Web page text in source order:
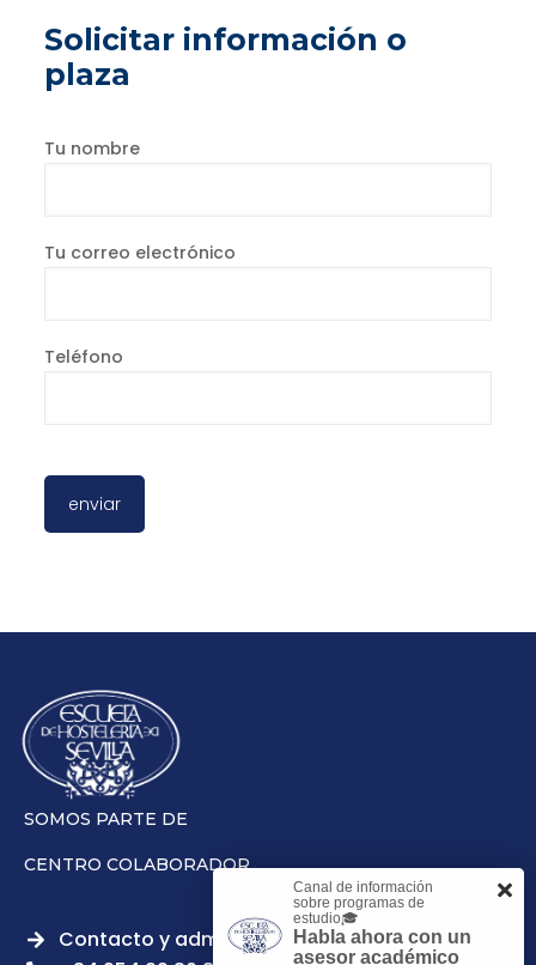
Solicitar información o
plaza
Tu nombre
Tu correo electrónico
Teléfono
SOMOS PARTE DE
CENTRO COLABORADOR
Contacto y admisiones
Canal de información
sobre programas de
estudio🎓
Habla ahora con un
asesor académico